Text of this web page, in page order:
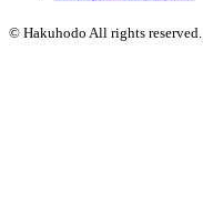
© Hakuhodo All rights reserved.